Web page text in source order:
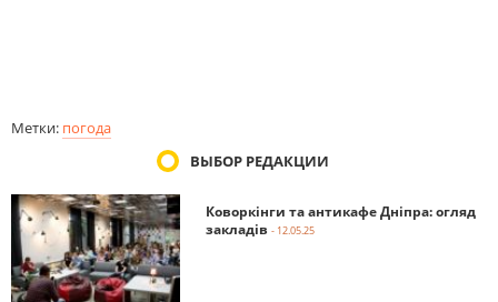
Метки: погода
ВЫБОР РЕДАКЦИИ
Коворкінги та антикафе Дніпра: огляд
закладів - 12.05.25